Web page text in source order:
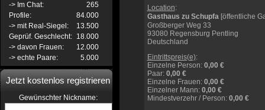
-> Im Chat:
265
Profile:
84.000
-> mit Real-Siegel:
13.500
Geprüf. Geschlecht: 18.000
-> davon Frauen:
12.000
-> echte Paare:
5.000
Jetzt kostenlos registrieren
Gewünschter Nickname:
Location:
Gasthaus zu Schupfa [öffentliche
Großberger Weg 33
93080 Regensburg Pentling
Deutschland
Eintrittspreis(e):
Einzelne Person: 0,00 €
Paar: 0,00 €
Einzelne Frauen: 0,00 €
Einzelner Mann: 0,00 €
Mindestverzehr / Person: 0,00 €